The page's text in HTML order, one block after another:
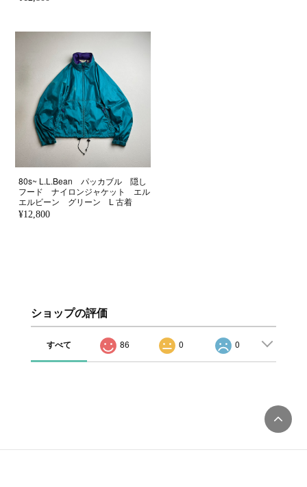
80s~ L.L.Bean パッカブル 隠し
フード ナイロンジャケット エル
エルビーン グリーン L 古着
¥12,800
ショップの評価
すべて 86 0 0